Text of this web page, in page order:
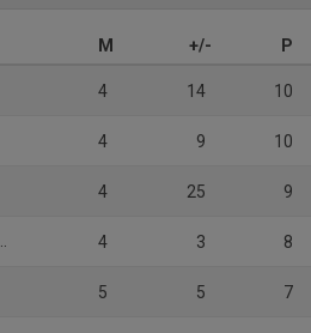
M +/- P
4 14 10
4 9 10
4 25 9
4 3 8
5 5 7